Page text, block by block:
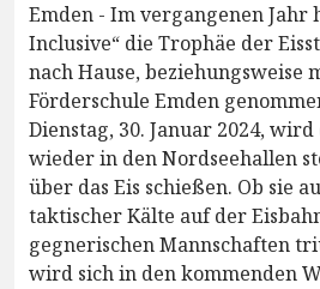
Emden - Im vergangenen Jahr
Inclusive“ die Trophäe der
nach Hause, beziehungsweise
Förderschule Emden
Dienstag, 30. Januar 2024,
wieder in den Nordseehallen
über das Eis schießen. Ob sie
taktischer Kälte auf der
gegnerischen Mannschaften
wird sich in den kommenden